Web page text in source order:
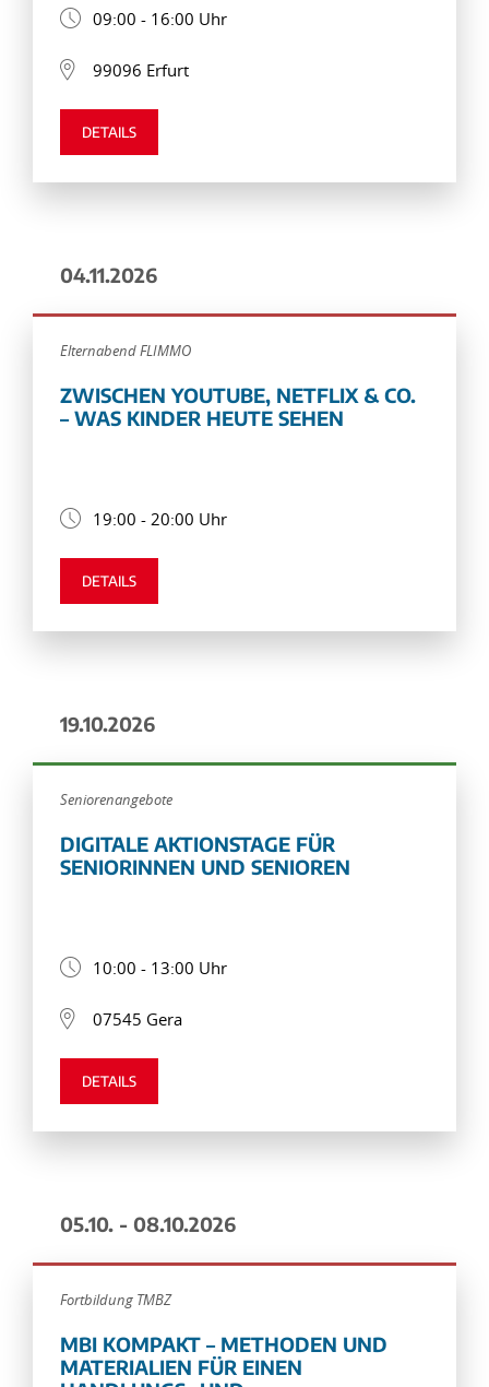
09:00 - 16:00 Uhr
99096 Erfurt
DETAILS
04.11.2026
Elternabend FLIMMO
ZWISCHEN YOUTUBE, NETFLIX & CO.
– WAS KINDER HEUTE SEHEN
19:00 - 20:00 Uhr
DETAILS
19.10.2026
Seniorenangebote
DIGITALE AKTIONSTAGE FÜR
SENIORINNEN UND SENIOREN
10:00 - 13:00 Uhr
07545 Gera
DETAILS
05.10. - 08.10.2026
Fortbildung TMBZ
MBI KOMPAKT – METHODEN UND
MATERIALIEN FÜR EINEN